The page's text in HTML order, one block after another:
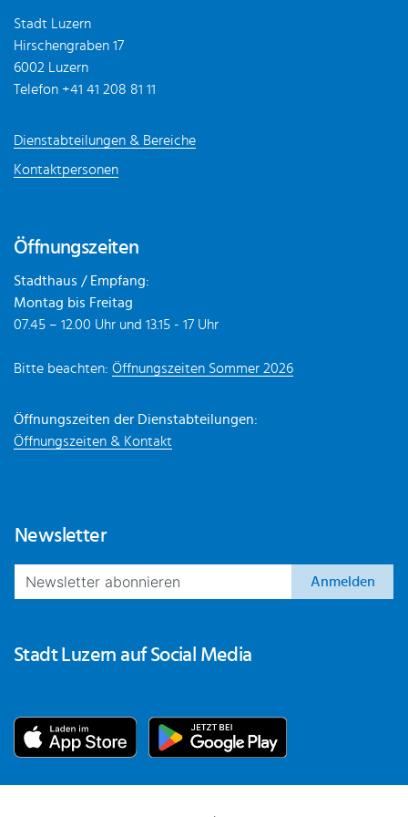
Stadt Luzern
Hirschengraben 17
6002 Luzern
Telefon +41 41 208 81 11
Dienstabteilungen & Bereiche
Kontaktpersonen
Öffnungszeiten
Stadthaus / Empfang:
Montag bis Freitag
07.45 – 12.00 Uhr und 13.15 - 17 Uhr
Bitte beachten: Öffnungszeiten Sommer 2026
Öffnungszeiten der Dienstabteilungen:
Öffnungszeiten & Kontakt
Newsletter
Anmelden
Stadt Luzern auf Social Media